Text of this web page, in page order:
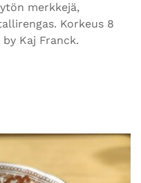
merkkejä,
Korkeus 8
Kaj Franck.